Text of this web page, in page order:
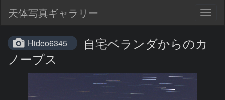
天体写真ギャラリー
Hideo6345
自宅ベランダからのカ
ノープス